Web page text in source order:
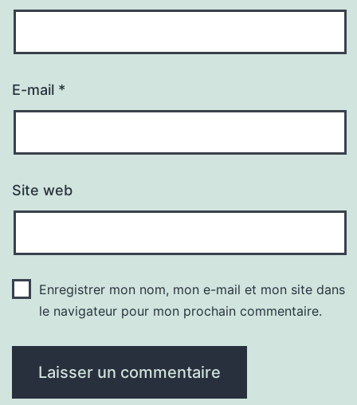
E-mail *
Site web
Enregistrer mon nom, mon e-mail et mon site dans
le navigateur pour mon prochain commentaire.